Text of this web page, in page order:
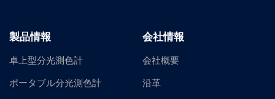
製品情報
卓上型分光測色計
ポータブル分光測色計
会社情報
会社概要
沿革